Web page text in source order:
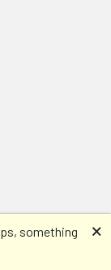
something
🗙